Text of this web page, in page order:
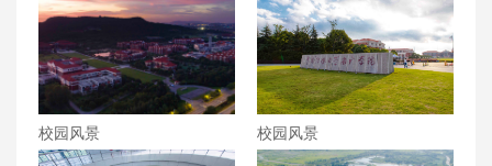
校园风景 校园风景